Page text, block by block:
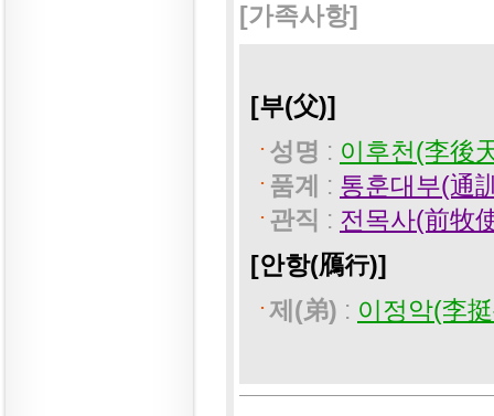
[가족사항]
[부(父)]
성명 : 이후천(李後
품계 : 통훈대부(通
관직 : 전목사(前牧
[안항(鴈行)]
제(弟) : 이정악(李